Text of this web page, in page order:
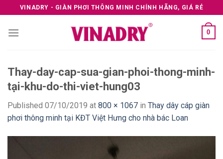
to
content
VINADRY - GIÀN PHƠI THÔNG MINH CHÍNH HÃNG, GIÁ RẺ
0
Thay-day-cap-sua-gian-phoi-thong-minh-
tại-khu-do-thi-viet-hung03
Published 07/10/2019 at 800 × 1067 in Thay dây cáp giàn
phơi thông minh tại KĐT Việt Hưng cho nhà bác Loan